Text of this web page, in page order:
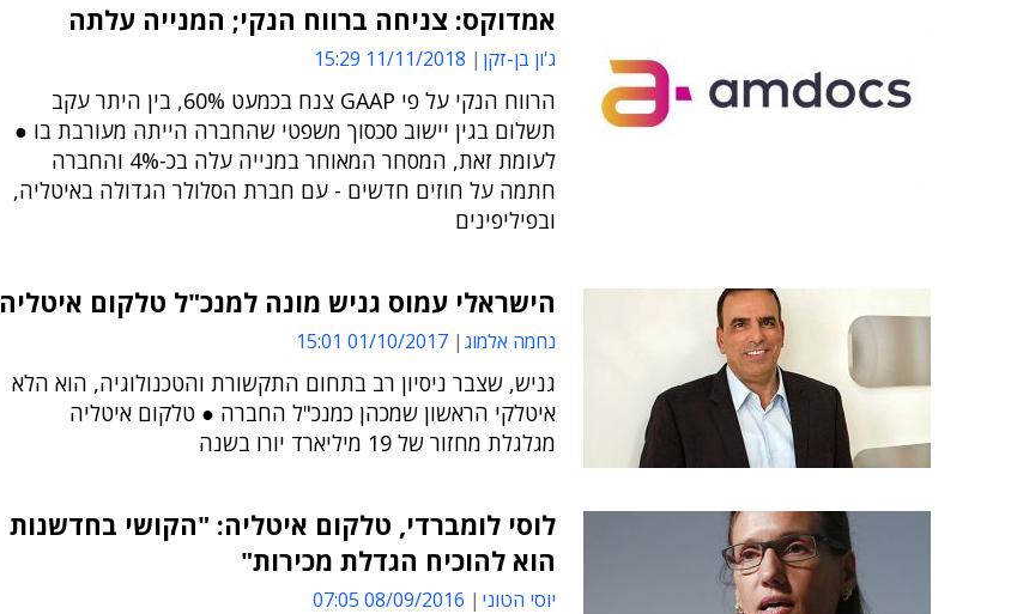
אמדוקס: צניחה ברווח הנקי; המנייה עלתה
ג'ון בן-זקן 11/11/2018 15:29
הרווח הנקי על פי GAAP צנח בכמעט 60%, בין היתר עקב
תשלום בגין יישוב סכסוך משפטי שהחברה הייתה מעורבת בו ●
לעומת זאת, המסחר המאוחר במנייה עלה בכ-4% והחברה
חתמה על חוזים חדשים - עם חברת הסלולר הגדולה באיטליה,
ובפיליפינים
הישראלי עמוס גניש מונה למנכ"ל טלקום איטליה
נחמה אלמוג 01/10/2017 15:01
גניש, שצבר ניסיון רב בתחום התקשורת והטכנולוגיה, הוא הלא
איטלקי הראשון שמכהן כמנכ"ל החברה ● טלקום איטליה
מגלגלת מחזור של 19 מיליארד יורו בשנה
לוסי לומברדי, טלקום איטליה: "הקושי בחדשנות
הוא להוכיח הגדלת מכירות"
יוסי הטוני 08/09/2016 07:05